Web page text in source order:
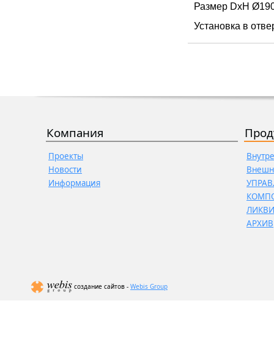
Размер DxH
Установка в
Компания
Проекты
Новости
Информация
АРХИВ
создание сайтов - Webis Group